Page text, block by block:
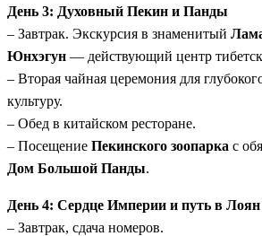
День 3: Духовный Пекин и Панды
– Завтрак. Экскурсия в знаменитый
Юнхэгун — действующий центр
– Вторая чайная церемония для
культуру.
– Обед в китайском ресторане.
– Посещение Пекинского зоопарка с
Дом Большой Панды.
День 4: Сердце Империи и путь в Лоян
– Завтрак, сдача номеров.